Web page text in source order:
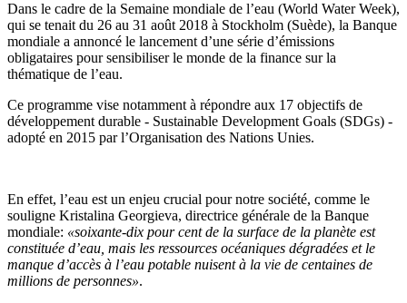
Dans le cadre de la Semaine mondiale de l’eau (World Water Week),
qui se tenait du 26 au 31 août 2018 à Stockholm (Suède), la Banque
mondiale a annoncé le lancement d’une série d’émissions
obligataires pour sensibiliser le monde de la finance sur la
thématique de l’eau.
Ce programme vise notamment à répondre aux 17 objectifs de
développement durable - Sustainable Development Goals (SDGs) -
adopté en 2015 par l’Organisation des Nations Unies.
En effet, l’eau est un enjeu crucial pour notre société, comme le
souligne Kristalina Georgieva, directrice générale de la Banque
mondiale: «soixante-dix pour cent de la surface de la planète est
constituée d’eau, mais les ressources océaniques dégradées et le
manque d’accès à l’eau potable nuisent à la vie de centaines de
millions de personnes».